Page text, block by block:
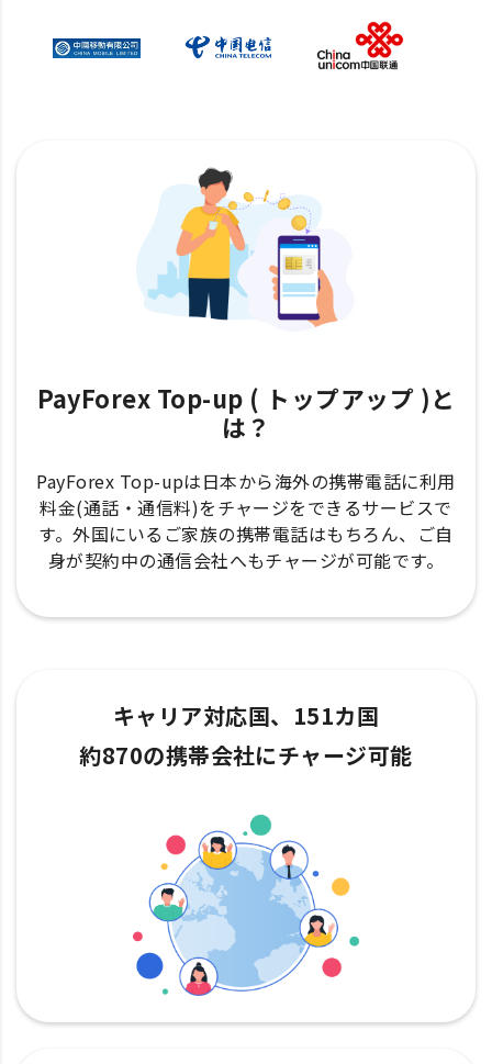
PayForex Top-up ( トップアップ )と
は？
PayForex Top-upは日本から海外の携帯電話に利用
料金(通話・通信料)をチャージをできるサービスで
す。外国にいるご家族の携帯電話はもちろん、ご自
身が契約中の通信会社へもチャージが可能です。
キャリア対応国、151カ国
約870の携帯会社にチャージ可能